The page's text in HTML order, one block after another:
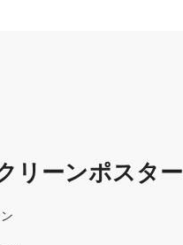
リーンポスター